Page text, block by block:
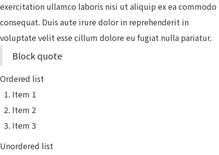
exercitation ullamco laboris nisi ut aliquip ex ea commodo
consequat. Duis aute irure dolor in reprehenderit in
voluptate velit esse cillum dolore eu fugiat nulla pariatur.
Block quote
Ordered list
Item 1
Item 2
Item 3
Unordered list